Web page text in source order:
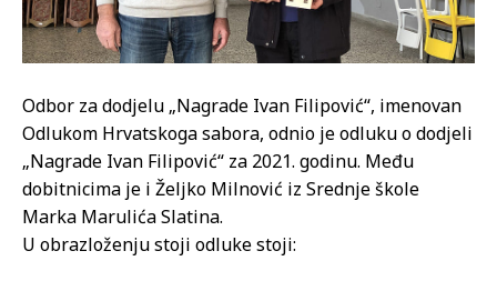
Odbor za dodjelu „Nagrade Ivan Filipović“, imenovan
Odlukom Hrvatskoga sabora, odnio je odluku o dodjeli
„Nagrade Ivan Filipović“ za 2021. godinu. Među
dobitnicima je i Željko Milnović iz Srednje škole
Marka Marulića Slatina.
U obrazloženju stoji odluke stoji: